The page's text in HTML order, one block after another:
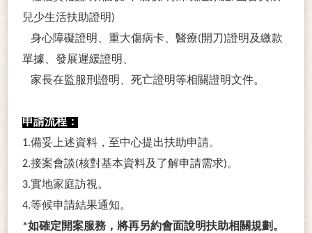
兒少生活扶助證明)
身心障礙證明、重大傷病卡、醫療(開刀)證明及繳款
單據、發展遲緩證明、
家長在監服刑證明、死亡證明等相關證明文件。
申請流程：
1.備妥上述資料，至中心提出扶助申請。
2.接案會談(核對基本資料及了解申請需求)。
3.實地家庭訪視。
4.等候申請結果通知。
*如確定開案服務，將再另約會面說明扶助相關規劃。